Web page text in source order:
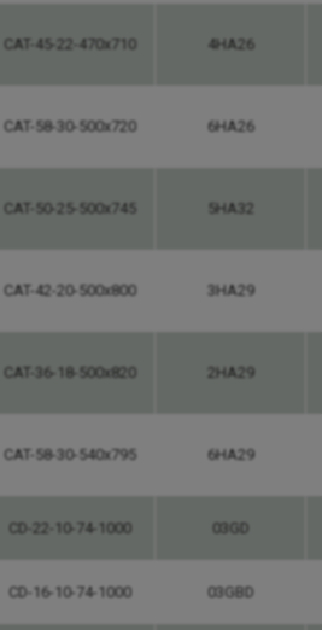
CAT-45-22-470x710 4HA26
CAT-58-30-500x720 6HA26
CAT-50-25-500x745 5HA32
CAT-42-20-500x800 3HA29
CAT-36-18-500x820 2HA29
CAT-58-30-540x795 6HA29
CD-22-10-74-1000 03GD
CD-16-10-74-1000 03GBD